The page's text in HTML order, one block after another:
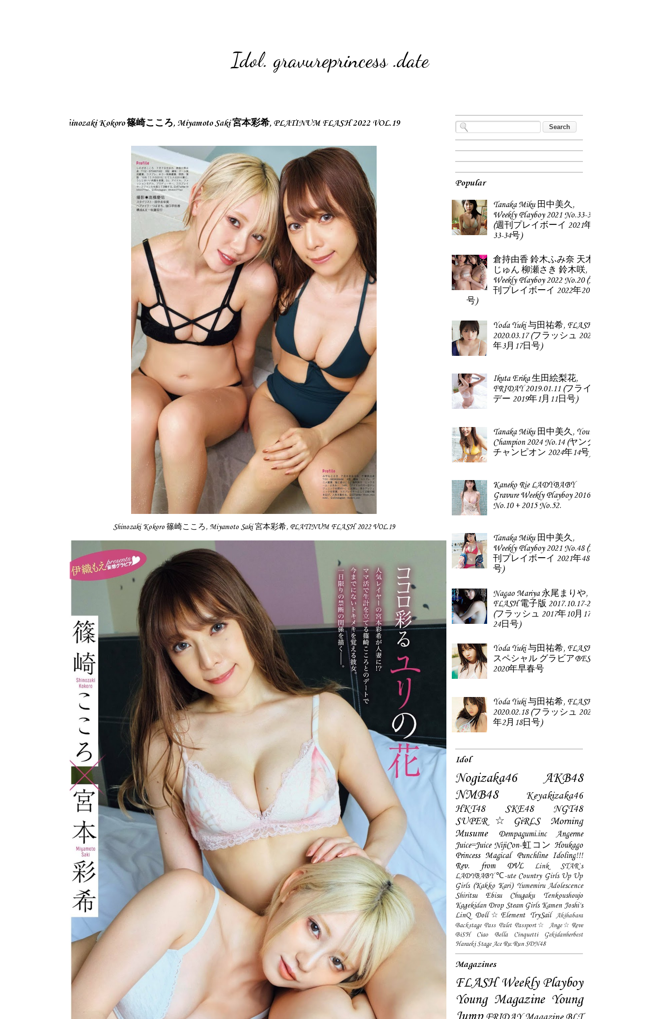
Idol. gravureprincess .date
Shinozaki Kokoro 篠崎こころ, Miyamoto Saki 宮本彩希, PLATINUM FLASH 2022 VOL.19
Shinozaki Kokoro 篠崎こころ, Miyamoto Saki 宮本彩希, PLATINUM FLASH 2022 VOL.19
Popular
Tanaka Miku 田中美久,
Weekly Playboy 2021 No.33-34
(週刊プレイボーイ 2021年
33-34号)
倉持由香 鈴木ふみ奈 天木
じゅん 柳瀬さき 鈴木咲,
Weekly Playboy 2022 No.20 (週
刊プレイボーイ 2022年20
号)
Yoda Yuki 与田祐希, FLASH
2020.03.17 (フラッシュ 2020
年3月17日号)
Ikuta Erika 生田絵梨花,
FRIDAY 2019.01.11 (フライ
デー 2019年1月11日号)
Tanaka Miku 田中美久, Young
Champion 2024 No.14 (ヤング
チャンピオン 2024年14号)
Kaneko Rie LADYBABY
Gravure Weekly Playboy 2016
No.10 + 2015 No.52.
Tanaka Miku 田中美久,
Weekly Playboy 2021 No.48 (週
刊プレイボーイ 2021年48
号)
Nagao Mariya 永尾まりや,
FLASH 電子版 2017.10.17-24
(フラッシュ 2017年10月17-
24日号)
Yoda Yuki 与田祐希, FLASH
スペシャル グラビアBEST
2020年早春号
Yoda Yuki 与田祐希, FLASH
2020.02.18 (フラッシュ 2020
年2月18日号)
Idol
Nogizaka46
AKB48
NMB48
Keyakizaka46
HKT48
SKE48
NGT48
SUPER☆GiRLS
Morning
Musume
Dempagumi.inc
Angerme
Juice=Juice NijiCon-虹コン Houkago
Princess Magical Punchline Idoling!!!
Rev. from DVL
Link STAR`s
LADYBABY ℃-ute Country Girls Up Up
Girls (Kakko Kari) Yumemiru Adolescence
Shiritsu Ebisu Chugaku
Tenkoushoujo
Kagekidan Drop Steam Girls Kamen Joshi's
LinQ Doll☆Element TrySail
Akihabara
Backstage Pass Palet Passport☆
Ange☆Reve
BiSH
Ciao Bella Cinquetti
Gekidanherbest
Haraeki Stage Ace Ru:Run SDN48
Magazines
FLASH Weekly Playboy
Young Magazine Young